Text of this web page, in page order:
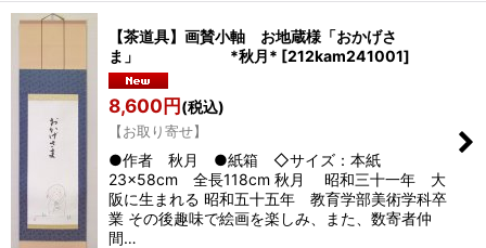
【茶道具】画賛小軸 お地蔵様「おかげさ
ま」 *秋月* [212kam241001]
8,600円(税込)
【お取り寄せ】
●作者 秋月 ●紙箱 ◇サイズ：本紙
23×58cm 全長118cm 秋月 昭和三十一年 大
阪に生まれる 昭和五十五年 教育学部美術学科卒
業 その後趣味で絵画を楽しみ、また、数寄者仲
間…